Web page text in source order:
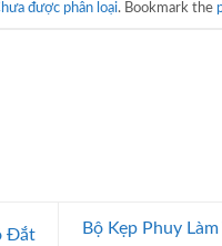
được phân loại. Bookmark the
Đắt
Bộ Kẹp Phuy